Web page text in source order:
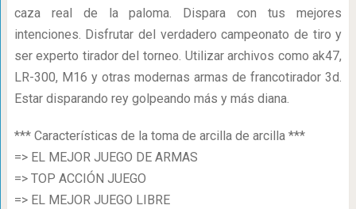
caza real de la paloma. Dispara con tus mejores
intenciones. Disfrutar del verdadero campeonato de tiro y
ser experto tirador del torneo. Utilizar archivos como ak47,
LR-300, M16 y otras modernas armas de francotirador 3d.
Estar disparando rey golpeando más y más diana.
*** Características de la toma de arcilla de arcilla ***
=> EL MEJOR JUEGO DE ARMAS
=> TOP ACCIÓN JUEGO
=> EL MEJOR JUEGO LIBRE